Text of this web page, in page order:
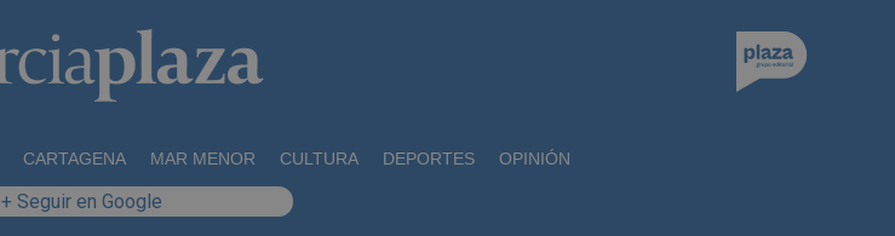
CARTAGENA MAR MENOR CULTURA DEPORTES OPINIÓN
+ Seguir en Google